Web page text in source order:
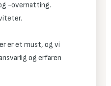
-overnatting.
er et must, og vi
og erfaren